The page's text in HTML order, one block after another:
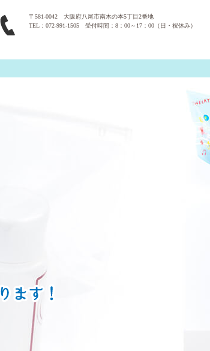
〒581-0042 大阪府八尾市南木の本5丁目2番地
TEL：072-991-1505 受付時間：8：00～17：00（日・祝休み）